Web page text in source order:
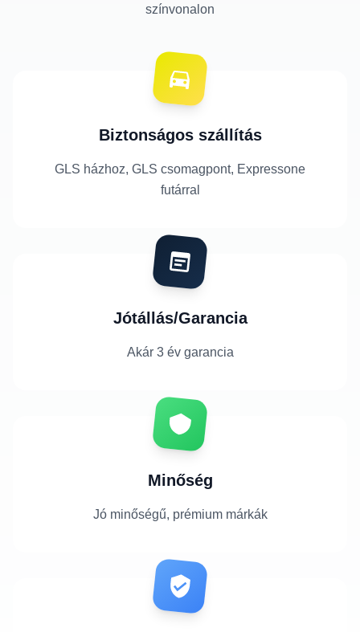
színvonalon
Biztonságos szállítás
GLS házhoz, GLS csomagpont, Expressone
futárral
Jótállás/Garancia
Akár 3 év garancia
Minőség
Jó minőségű, prémium márkák